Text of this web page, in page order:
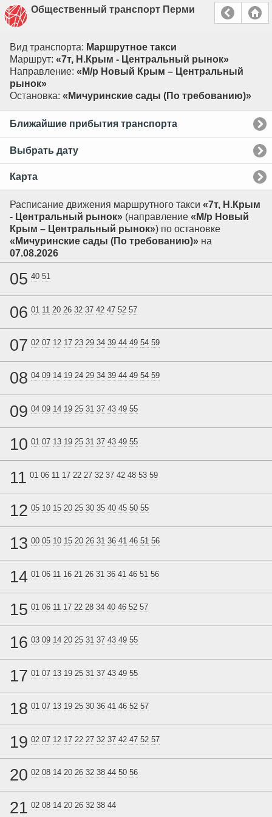
Общественный транспорт Перми
Вид транспорта: Маршрутное такси
Маршрут: «7т, Н.Крым - Центральный рынок»
Направление: «М/р Новый Крым – Центральный
рынок»
Остановка: «Мичуринские сады (По требованию)»
Ближайшие прибытия транспорта
Выбрать дату
Карта
Расписание движения маршрутного такси «7т, Н.Крым
- Центральный рынок» (направление «М/р Новый
Крым – Центральный рынок») по остановке
«Мичуринские сады (По требованию)» на
07.08.2026
05 40 51
06 01 11 20 26 32 37 42 47 52 57
07 02 07 12 17 23 29 34 39 44 49 54 59
08 04 09 14 19 24 29 34 39 44 49 54 59
09 04 09 14 19 25 31 37 43 49 55
10 01 07 13 19 25 31 37 43 49 55
11 01 06 11 17 22 27 32 37 42 48 53 59
12 05 10 15 20 25 30 35 40 45 50 55
13 00 05 10 15 20 26 31 36 41 46 51 56
14 01 06 11 16 21 26 31 36 41 46 51 56
15 01 06 11 17 22 28 34 40 46 52 57
16 03 09 14 20 25 31 37 43 49 55
17 01 07 13 19 25 31 37 43 49 55
18 01 07 13 19 25 30 36 41 46 52 57
19 02 07 12 17 22 27 32 37 42 47 52 57
20 02 08 14 20 26 32 38 44 50 56
21 02 08 14 20 26 32 38 44